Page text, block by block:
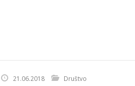
21.06.2018 Društvo